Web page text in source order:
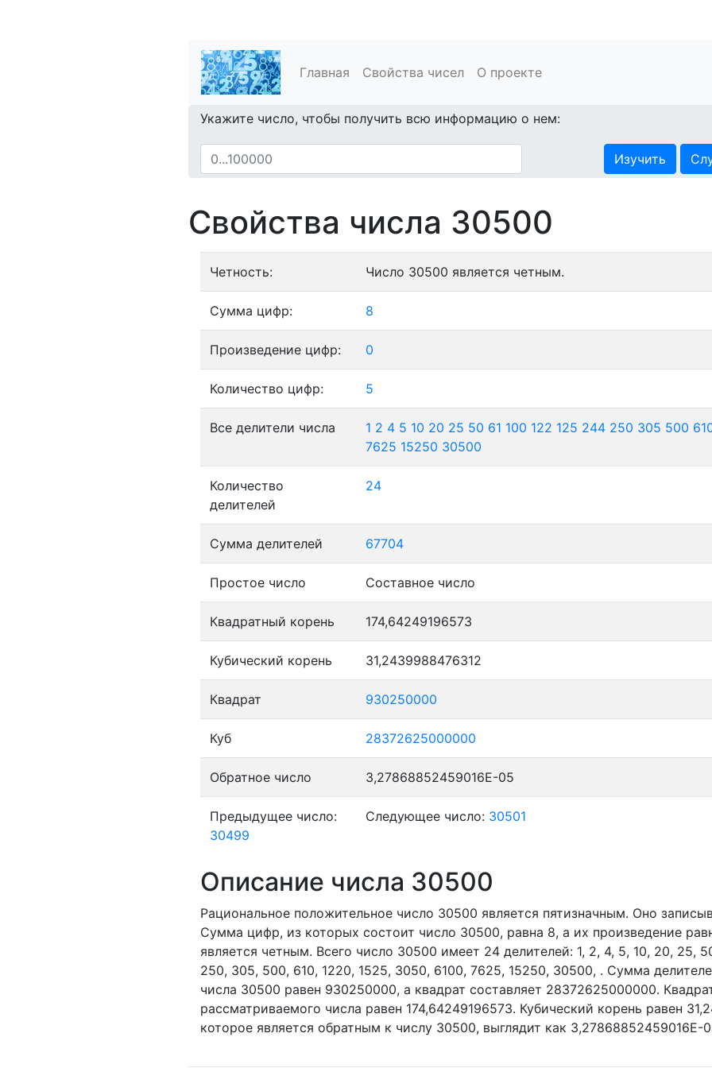
Главная Свойства чисел О проекте
Укажите число, чтобы получить всю информацию о нем:
Изучить
Свойства числа 30500
Четность: Число 30500 является четным.
Сумма цифр: 8
Произведение цифр: 0
Количество цифр: 5
Все делители числа 1 2 4 5 10 20 25 50 61 100 122 125 244 250 305 500
7625 15250 30500
Количество
делителей
24
Сумма делителей 67704
Простое число Составное число
Квадратный корень 174,64249196573
Кубический корень 31,2439988476312
Квадрат 930250000
Куб 28372625000000
Обратное число 3,27868852459016E-05
Предыдущее число:
30499
Следующее число: 30501
Описание числа 30500
Рациональное положительное число 30500 является пятизначным. Оно
Сумма цифр, из которых состоит число 30500, равна 8, а их произведение
является четным. Всего число 30500 имеет 24 делителей: 1, 2, 4, 5, 10, 20, 25,
250, 305, 500, 610, 1220, 1525, 3050, 6100, 7625, 15250, 30500, . Сумма
числа 30500 равен 930250000, а квадрат составляет 28372625000000.
рассматриваемого числа равен 174,64249196573. Кубический корень равен
которое является обратным к числу 30500, выглядит как 3,27868852459016E-